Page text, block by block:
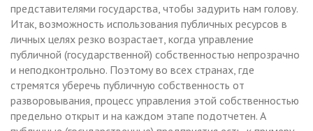
представителями государства, чтобы задурить нам голову.
Итак, возможность использования публичных ресурсов в
личных целях резко возрастает, когда управление
публичной (государственной) собственностью непрозрачно
и неподконтрольно. Поэтому во всех странах, где
стремятся уберечь публичную собственность от
разворовывания, процесс управления этой собственностью
предельно открыт и на каждом этапе подотчетен. А